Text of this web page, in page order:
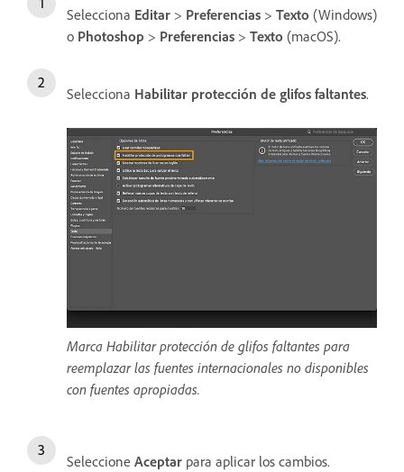
Selecciona Editar > Preferencias > Texto (Windows)
o Photoshop > Preferencias > Texto (macOS).
Selecciona Habilitar protección de glifos faltantes.
Marca Habilitar protección de glifos faltantes para
reemplazar las fuentes internacionales no disponibles
con fuentes apropiadas.
Seleccione Aceptar para aplicar los cambios.